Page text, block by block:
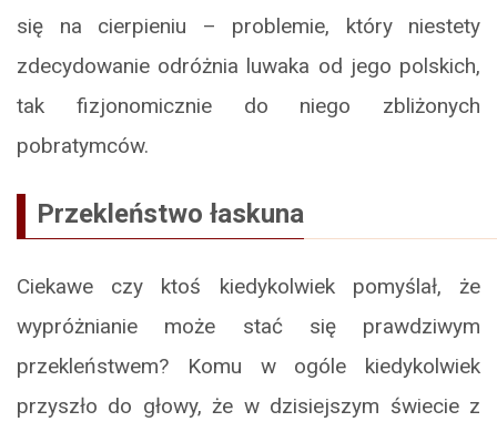
się na cierpieniu – problemie, który niestety
zdecydowanie odróżnia luwaka od jego polskich,
tak fizjonomicznie do niego zbliżonych
pobratymców.
Przekleństwo łaskuna
Ciekawe czy ktoś kiedykolwiek pomyślał, że
wypróżnianie może stać się prawdziwym
przekleństwem? Komu w ogóle kiedykolwiek
przyszło do głowy, że w dzisiejszym świecie z